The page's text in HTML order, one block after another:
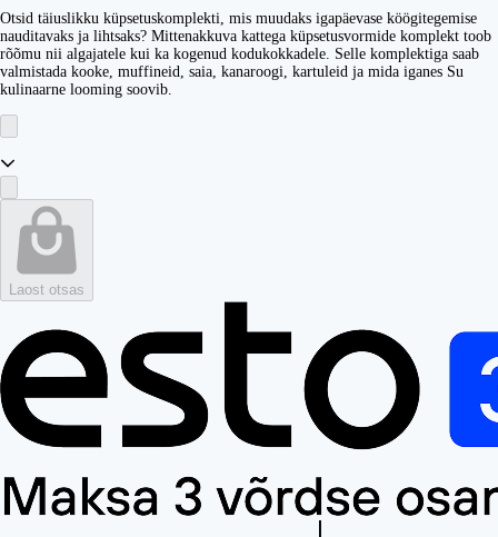
Otsid täiuslikku küpsetuskomplekti, mis muudaks igapäevase köögitegemise
nauditavaks ja lihtsaks? Mittenakkuva kattega küpsetusvormide komplekt toob
rõõmu nii algajatele kui ka kogenud kodukokkadele. Selle komplektiga saab
valmistada kooke, muffineid, saia, kanaroogi, kartuleid ja mida iganes Su
kulinaarne looming soovib.
Laost otsas